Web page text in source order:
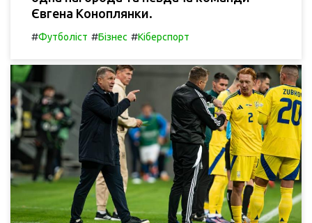
Євгена Коноплянки.
#Футболіст #Бізнес #Кіберспорт